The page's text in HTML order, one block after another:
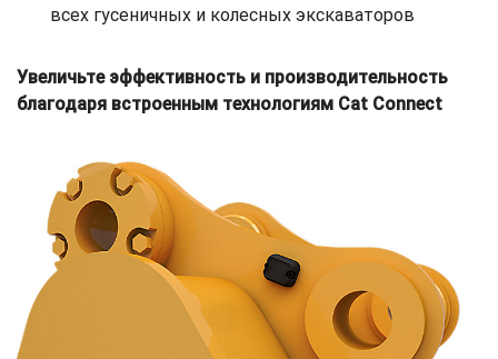
всех гусеничных и колесных экскаваторов
Увеличьте эффективность и производительность
благодаря встроенным технологиям Cat Connect